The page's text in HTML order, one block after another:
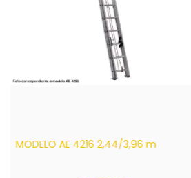
MODELO AE 4216 2,44/3,96 m